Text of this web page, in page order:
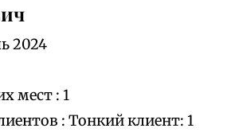
2024
мест : 1
: Тонкий клиент: 1